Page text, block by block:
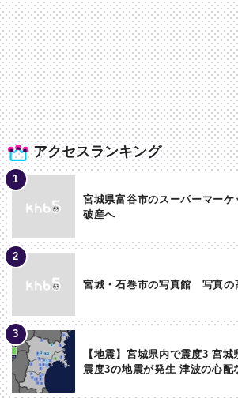
アクセスランキング
宮城県富谷市のスーパーマーケ
破産へ
宮城・石巻市の写真館 写真の
【地震】宮城県内で震度3 宮
震度3の地震が発生 津波の心配